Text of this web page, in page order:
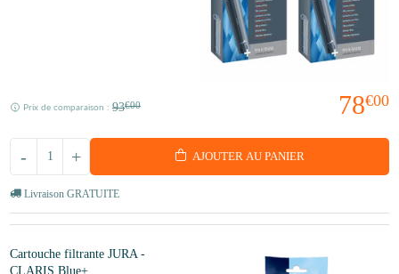
78€00
Prix de comparaison : 93€00
+
- AJOUTER AU PANIER
Livraison GRATUITE
Cartouche filtrante JURA -
CLARIS Blue+